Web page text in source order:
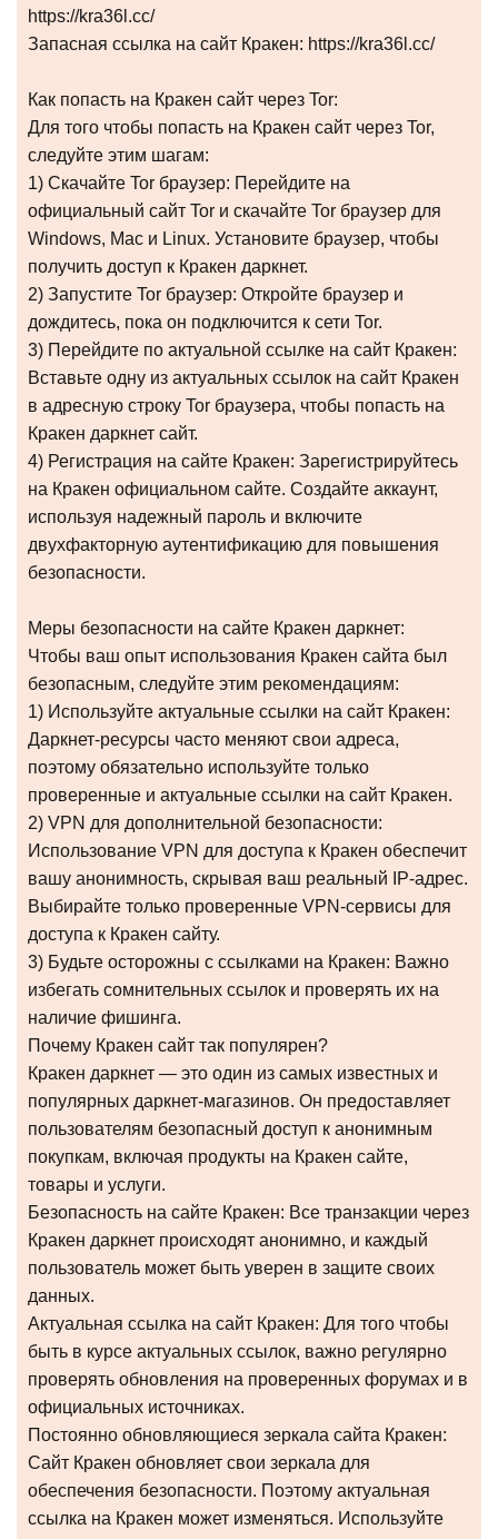
https://kra36l.cc/
Запасная ссылка на сайт Кракен: https://kra36l.cc/
Как попасть на Кракен сайт через Tor:
Для того чтобы попасть на Кракен сайт через Tor,
следуйте этим шагам:
1) Скачайте Tor браузер: Перейдите на
официальный сайт Tor и скачайте Tor браузер для
Windows, Mac и Linux. Установите браузер, чтобы
получить доступ к Кракен даркнет.
2) Запустите Tor браузер: Откройте браузер и
дождитесь, пока он подключится к сети Tor.
3) Перейдите по актуальной ссылке на сайт Кракен:
Вставьте одну из актуальных ссылок на сайт Кракен
в адресную строку Tor браузера, чтобы попасть на
Кракен даркнет сайт.
4) Регистрация на сайте Кракен: Зарегистрируйтесь
на Кракен официальном сайте. Создайте аккаунт,
используя надежный пароль и включите
двухфакторную аутентификацию для повышения
безопасности.
Меры безопасности на сайте Кракен даркнет:
Чтобы ваш опыт использования Кракен сайта был
безопасным, следуйте этим рекомендациям:
1) Используйте актуальные ссылки на сайт Кракен:
Даркнет-ресурсы часто меняют свои адреса,
поэтому обязательно используйте только
проверенные и актуальные ссылки на сайт Кракен.
2) VPN для дополнительной безопасности:
Использование VPN для доступа к Кракен обеспечит
вашу анонимность, скрывая ваш реальный IP-адрес.
Выбирайте только проверенные VPN-сервисы для
доступа к Кракен сайту.
3) Будьте осторожны с ссылками на Кракен: Важно
избегать сомнительных ссылок и проверять их на
наличие фишинга.
Почему Кракен сайт так популярен?
Кракен даркнет — это один из самых известных и
популярных даркнет-магазинов. Он предоставляет
пользователям безопасный доступ к анонимным
покупкам, включая продукты на Кракен сайте,
товары и услуги.
Безопасность на сайте Кракен: Все транзакции через
Кракен даркнет происходят анонимно, и каждый
пользователь может быть уверен в защите своих
данных.
Актуальная ссылка на сайт Кракен: Для того чтобы
быть в курсе актуальных ссылок, важно регулярно
проверять обновления на проверенных форумах и в
официальных источниках.
Постоянно обновляющиеся зеркала сайта Кракен:
Сайт Кракен обновляет свои зеркала для
обеспечения безопасности. Поэтому актуальная
ссылка на Кракен может изменяться. Используйте